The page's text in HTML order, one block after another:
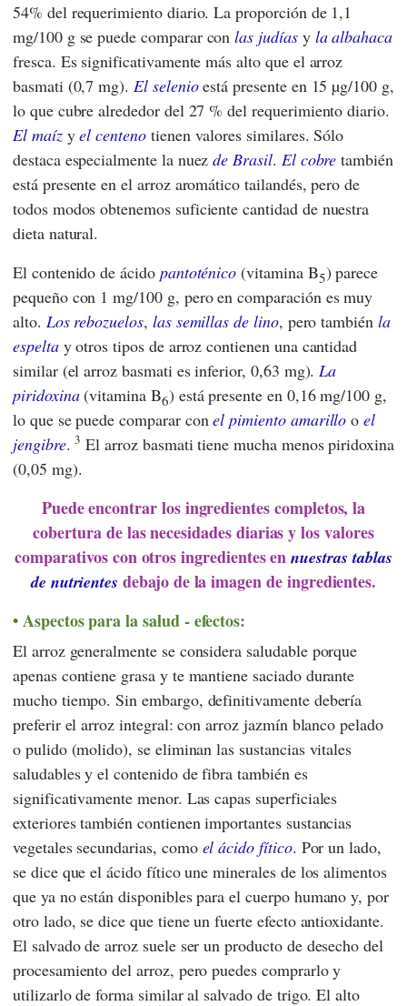
54% del requerimiento diario. La proporción de 1,1
mg/100 g se puede comparar conlas judíasy la albahaca
fresca. Es significativamente más alto que el arroz
basmati (0,7 mg).El selenioestá presente en 15 µg/100 g,
lo que cubre alrededor del 27 % del requerimiento diario.
El maízyel centenotienen valores similares. Sólo
destaca especialmente la nuezde Brasil. El cobre también
está presente en el arroz aromático tailandés, pero de
todos modos obtenemos suficiente cantidad de nuestra
dieta natural.
El contenido de ácido pantoténico (vitamina B5) parece
pequeño con 1 mg/100 g, pero en comparación es muy
alto. Los rebozuelos, las semillas de lino, pero también la
espeltay otros tipos de arroz contienen una cantidad
similar (el arroz basmati es inferior, 0,63 mg).La
piridoxina(vitamina B6) está presente en 0,16 mg/100 g,
lo que se puede comparar conel pimiento amarillo oel
jengibre.3 El arroz basmati tiene mucha menos piridoxina
(0,05 mg).
Puede encontrar los ingredientes completos, la
cobertura de las necesidades diarias y los valores
comparativos con otros ingredientes ennuestras tablas
de nutrientes debajo de la imagen de ingredientes.
Aspectos para la salud - efectos:
El arroz generalmente se considera saludable porque
apenas contiene grasa y te mantiene saciado durante
mucho tiempo. Sin embargo, definitivamente debería
preferir el arroz integral: con arroz jazmín blanco pelado
o pulido (molido), se eliminan las sustancias vitales
saludables y el contenido de fibra también es
significativamente menor. Las capas superficiales
exteriores también contienen importantes sustancias
vegetales secundarias, como el ácido fítico. Por un lado,
se dice que el ácido fítico une minerales de los alimentos
que ya no están disponibles para el cuerpo humano y, por
otro lado, se dice que tiene un fuerte efecto antioxidante.
El salvado de arroz suele ser un producto de desecho del
procesamiento del arroz, pero puedes comprarlo y
utilizarlo de forma similar al salvado de trigo. El alto